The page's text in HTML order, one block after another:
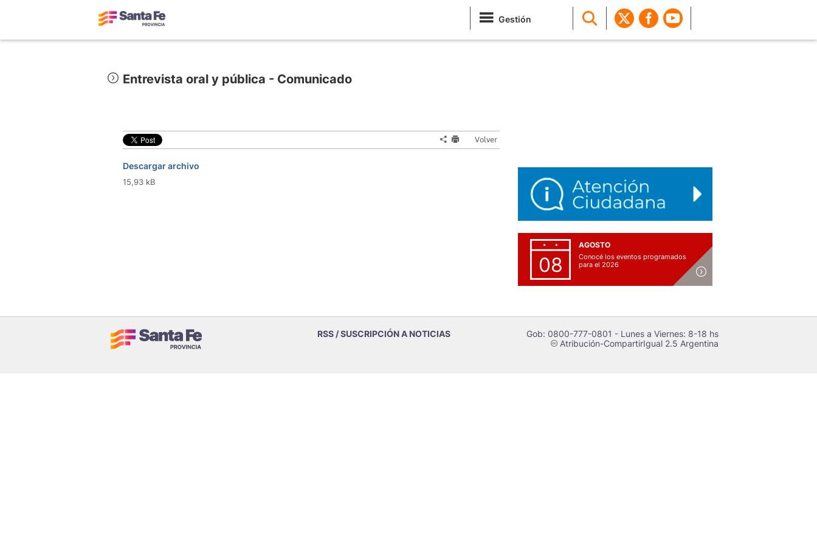
Gestión
Entrevista oral y pública - Comunicado
Volver
Descargar archivo
15,93 kB
08
AGOSTO
Conocé los eventos programados
para el 2026
RSS / SUSCRIPCIÓN A NOTICIAS Gob: 0800-777-0801 - Lunes a Viernes: 8-18 hs
cAtribución-CompartirIgual 2.5 Argentina